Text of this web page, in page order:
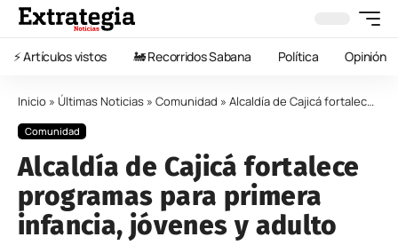
⚡️ Artículos vistos 🚂 Recorridos Sabana Política Opinión
Inicio » Últimas Noticias » Comunidad » Alcaldía de Cajicá fortalece programas para primera infancia, jóvenes y adulto mayor
Comunidad
Alcaldía de Cajicá fortalece
programas para primera
infancia, jóvenes y adulto